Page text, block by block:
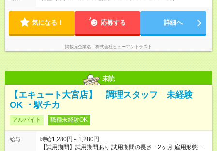
気になる！ 応募する 詳細へ
掲載元企業名 株式会社ヒューマントラスト
未読
【エキュート大宮店】 調理スタッフ 未経験
OK ・駅チカ
アルバイト 職種未経験OK
給与
時給1,280円～1,280円
【試用期間】試用期間あり 試用期間の長さ：2ヶ月 雇用形態、